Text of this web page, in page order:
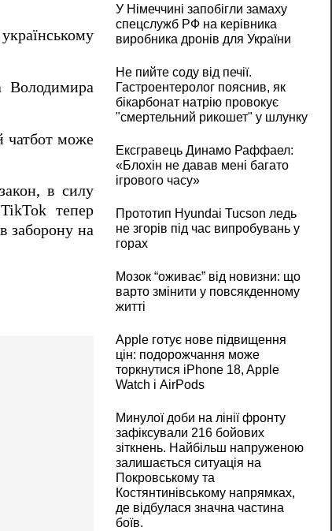
Володимира
чатбот може
в силу
тепер
заборону на
У Німеччині запобігли замаху
спецслужб РФ на керівника
виробника дронів для України
Не пийте соду від печії.
Гастроентеролог пояснив, як
бікарбонат натрію провокує
"смертельний рикошет" у шлунку
Ексгравець Динамо Раффаел:
«Блохін не давав мені багато
ігрового часу»
Прототип Hyundai Tucson ледь
не згорів під час випробувань у
горах
Мозок “оживає” від новизни: що
варто змінити у повсякденному
житті
Apple готує нове підвищення
цін: подорожчання може
торкнутися iPhone 18, Apple
Watch і AirPods
Минулої доби на лінії фронту
зафіксували 216 бойових
зіткнень. Найбільш напруженою
залишається ситуація на
Покровському та
Костянтинівському напрямках,
де відбулася значна частина
боїв.